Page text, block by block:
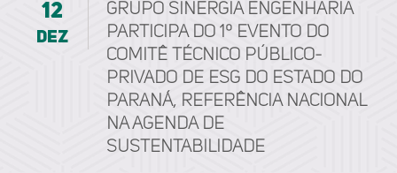
12
dez
Grupo Sinergia Engenharia
participa do 1º Evento do
Comitê Técnico Público-
Privado de ESG do Estado do
Paraná, referência nacional
na agenda de
sustentabilidade